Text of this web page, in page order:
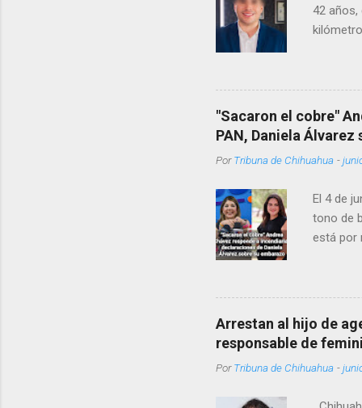
42 años,
Rotario
"Sacaron el cobre"
PAN, Daniela
PorTribuna de Chihuahua -
El 4 de
tono de
está por
otra
IMSS?,
creo
que,
Las
Arrestan al hijo de
responsable de
PorTribuna de Chihuahua -